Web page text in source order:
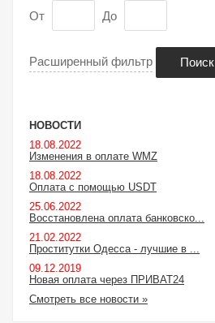
От До
Расширенный фильтр Поиск
НОВОСТИ
18.08.2022
Изменения в оплате WMZ
18.08.2022
Оплата с помощью USDT
25.06.2022
Восстановлена оплата банковско...
21.02.2022
Проститутки Одесса - лучшие в ...
09.12.2019
Новая оплата через ПРИВАТ24
Смотреть все новости »